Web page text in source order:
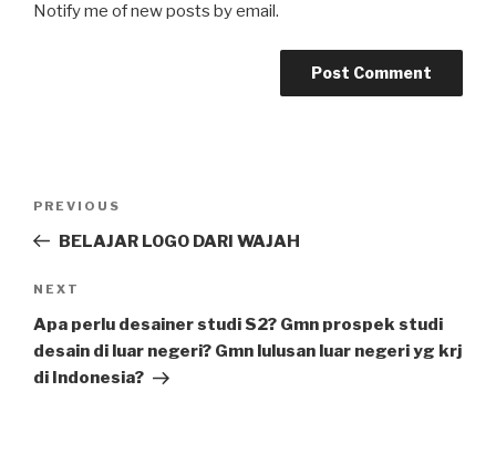
Notify me of new posts by email.
Previous
Post
PREVIOUS
BELAJAR LOGO DARI WAJAH
Next
Post
NEXT
Apa perlu desainer studi S2? Gmn prospek studi
desain di luar negeri? Gmn lulusan luar negeri yg krj
di Indonesia?